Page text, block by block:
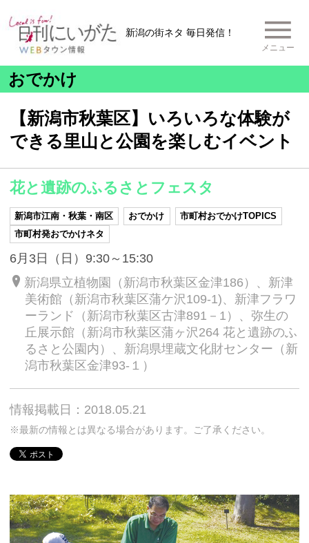
新潟の街ネタ 毎日発信！
メニュー
おでかけ
【新潟市秋葉区】いろいろな体験が
できる里山と公園を楽しむイベント
花と遺跡のふるさとフェスタ
新潟市江南・秋葉・南区 おでかけ
市町村おでかけTOPICS
市町村発おでかけネタ
6月3日（日）9:30～15:30
新潟県立植物園（新潟市秋葉区金津186）、新津
美術館（新潟市秋葉区蒲ケ沢109-1)、新津フラワ
ーランド（新潟市秋葉区古津891－1）、弥生の
丘展示館（新潟市秋葉区蒲ヶ沢264 花と遺跡のふ
るさと公園内）、新潟県埋蔵文化財センター（新
潟市秋葉区金津93-１）
情報掲載日：2018.05.21
※最新の情報とは異なる場合があります。ご了承ください。